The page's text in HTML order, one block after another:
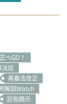
へGO！
法廷
再審法改正
解説Watch
証拠開示